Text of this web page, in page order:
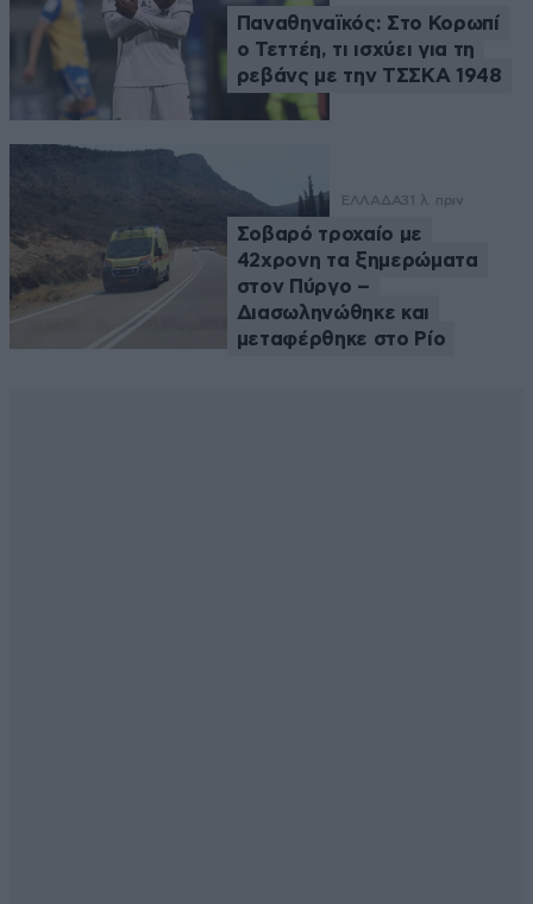
Παναθηναϊκός: Στο Κορωπί
ο Τεττέη, τι ισχύει για τη
ρεβάνς με την ΤΣΣΚΑ 1948
ΕΛΛΑΔΑ31 λ. πριν
Σοβαρό τροχαίο με
42χρονη τα ξημερώματα
στον Πύργο –
Διασωληνώθηκε και
μεταφέρθηκε στο Ρίο